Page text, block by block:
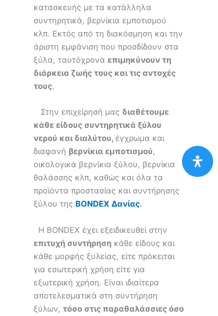
κατασκευής με τα κατάλληλα
συντηρητικά, βερνίκια εμποτισμού
κλπ. Εκτός από τη διακόσμηση και την
άριστη εμφάνιση που προσδίδουν στα
ξύλα, ταυτόχροναεπιμηκύνουν τη
διάρκεια ζωής τους και τις αντοχές
τους.
Στην επιχείρησή μας διαθέτουμε
κάθε είδους συντηρητικά ξύλου
νερού και διαλύτου, έγχρωμα και
διαφανή βερνίκια εμποτισμού,
οικολογικά βερνίκια ξύλου, βερνίκια
θαλάσσης κλπ, καθώς και όλα τα
προϊόντα προστασίας και συντήρησης
ξύλου της ΒΟΝDEX Δανίας.
Η BONDEX έχει εξειδικευθεί στην
επιτυχή συντήρηση κάθε είδους και
κάθε μορφής ξυλείας, είτε πρόκειται
για εσωτερική χρήση είτε για
εξωτερική χρήση. Είναι ιδιαίτερα
αποτελεσματικά στη συντήρηση
ξύλων,τόσο στις παραθαλάσσιες όσο